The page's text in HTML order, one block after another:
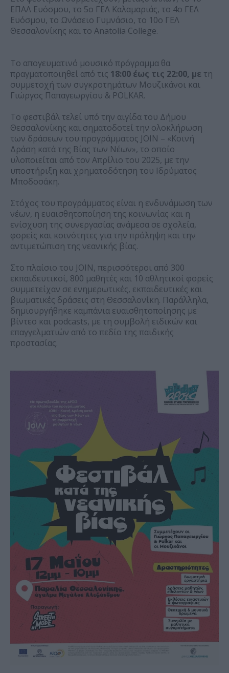
ΕΠΑΛ Ευόσμου, το 5ο ΓΕΛ Καλαμαριάς, το 4ο ΓΕΛ
Ευόσμου, το Ωνάσειο Γυμνάσιο, το 10ο ΓΕΛ
Θεσσαλονίκης και το Anatolia College.
Το απογευματινό μουσικό πρόγραμμα θα
πραγματοποιηθεί από τις 18:00 έως τις 22:00, με τη
συμμετοχή των συγκροτημάτων Μουζικάνοι και
Γιώργος Παπαγεωργίου & POLKAR.
Το φεστιβάλ τελεί υπό την αιγίδα του Δήμου
Θεσσαλονίκης και σηματοδοτεί την ολοκλήρωση
των δράσεων του προγράμματος JOIN – «Κοινή
Δράση κατά της Βίας των Νέων», το οποίο
υλοποιείται από τον Απρίλιο του 2025, με την
υποστήριξη και χρηματοδότηση του Ιδρύματος
Μποδοσάκη.
Στόχος του προγράμματος είναι η ενδυνάμωση των
νέων, η ευαισθητοποίηση της κοινωνίας και η
ενίσχυση της συνεργασίας ανάμεσα σε σχολεία,
φορείς και κοινότητες για την πρόληψη και την
αντιμετώπιση της νεανικής βίας.
Στο πλαίσιο του JOIN, περισσότεροι από 300
εκπαιδευτικοί, 800 μαθητές και 10 αθλητικοί φορείς
συμμετείχαν σε ενημερωτικές, εκπαιδευτικές και
βιωματικές δράσεις στη Θεσσαλονίκη. Παράλληλα,
δημιουργήθηκε καμπάνια ευαισθητοποίησης με
βίντεο και podcasts, με τη συμβολή ειδικών και
επαγγελματιών από το πεδίο της παιδικής
προστασίας.